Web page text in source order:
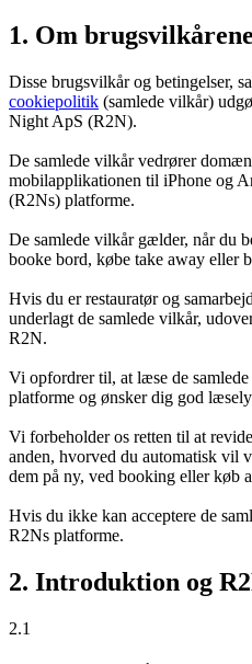
1. Om
Disse brugsvilkår og betingelser,
cookiepolitik (samlede vilkår)
Night ApS (R2N).
De samlede vilkår vedrører
mobilapplikationen til iPhone og
(R2Ns) platforme.
De samlede vilkår gælder, når du
booke bord, købe take away eller
Hvis du er restauratør og
underlagt de samlede vilkår,
R2N.
Vi opfordrer til, at læse de
platforme og ønsker dig god
Vi forbeholder os retten til at
anden, hvorved du automatisk vil
dem på ny, ved booking eller køb
Hvis du ikke kan acceptere de
R2Ns platforme.
2. Introduktion og
2.1